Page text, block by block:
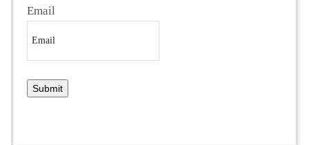
Email